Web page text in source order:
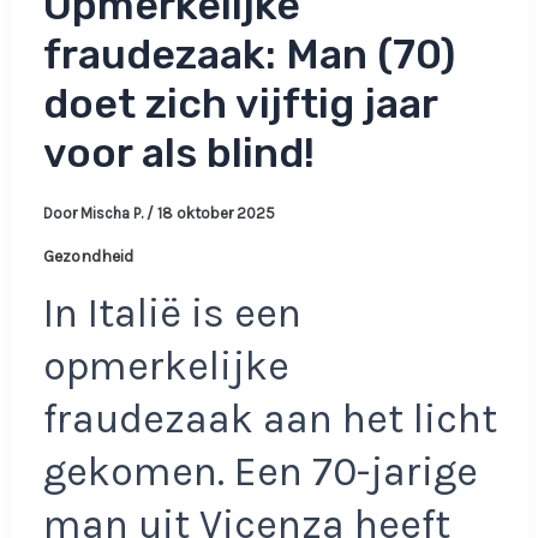
fraudezaak: Man (70)
doet zich vijftig jaar
voor als blind!
Door Mischa P. / 18 oktober 2025
Gezondheid
In Italië is een
opmerkelijke
fraudezaak aan het licht
gekomen. Een 70-jarige
man uit Vicenza heeft